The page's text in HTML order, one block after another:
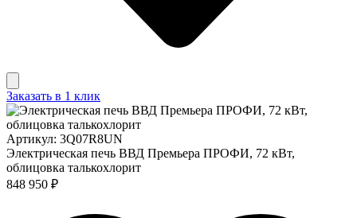
Заказать в 1 клик
Артикул: 3Q07R8UN
Электрическая печь ВВД Премьера ПРОФИ, 72 кВт,
облицовка талькохлорит
848 950 ₽